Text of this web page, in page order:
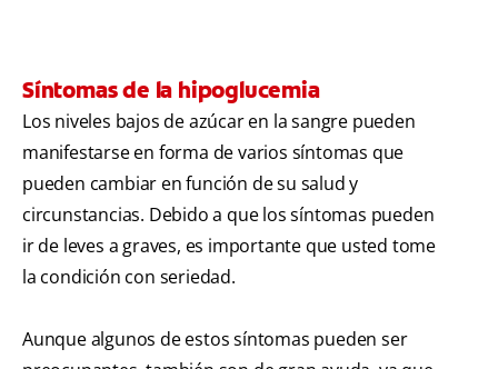
Síntomas de la hipoglucemia
Los niveles bajos de azúcar en la sangre pueden
manifestarse en forma de varios síntomas que
pueden cambiar en función de su salud y
circunstancias. Debido a que los síntomas pueden
ir de leves a graves, es importante que usted tome
la condición con seriedad.
Aunque algunos de estos síntomas pueden ser